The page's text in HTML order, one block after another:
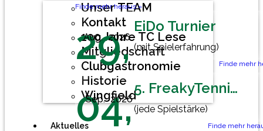
Unser TEAM
Kontakt
100 Jahre TC Lese
Mitgliedschaft
Clubgastronomie
Historie
Wingfield
Aktuelles
Finde mehr heraus »
Aug.
29,
2026
EiDo Turnier
(mit Spielerfahrung)
Finde mehr
Sep.
04,
2026
5. FreakyTennisFriday
(jede Spielstärke)
Finde mehr